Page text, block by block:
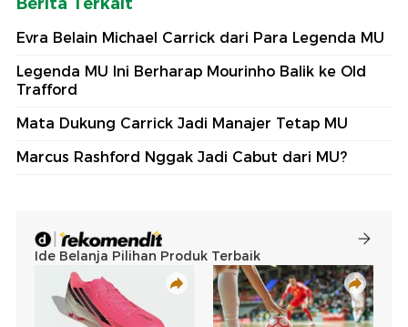
Evra Belain Michael Carrick dari Para Legenda MU
Legenda MU Ini Berharap Mourinho Balik ke Old
Trafford
Mata Dukung Carrick Jadi Manajer Tetap MU
Marcus Rashford Nggak Jadi Cabut dari MU?